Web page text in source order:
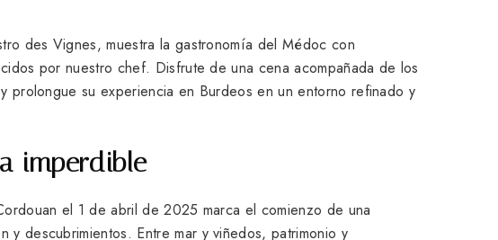
des Vignes, muestra la gastronomía del Médoc con
por nuestro chef. Disfrute de una cena acompañada de los
prolongue su experiencia en Burdeos en un entorno refinado y
imperdible
el 1 de abril de 2025 marca el comienzo de una
y descubrimientos. Entre mar y viñedos, patrimonio y